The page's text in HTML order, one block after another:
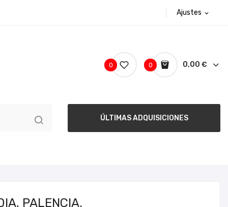
Ajustes expand_more
0 0,00 €
0
ÚLTIMAS ADQUISICIONES
PALENCIA.